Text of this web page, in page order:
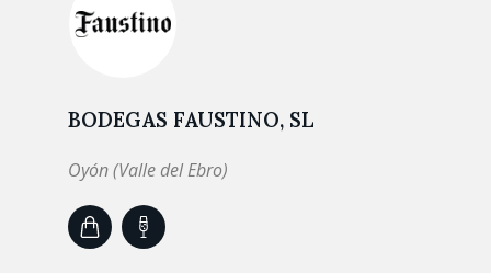
BODEGAS FAUSTINO, SL
Oyón (Valle del Ebro)